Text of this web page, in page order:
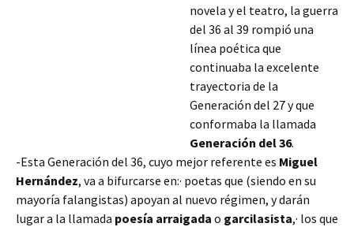
novela y el teatro, la guerra
del 36 al 39 rompió una
línea poética que
continuaba la excelente
trayectoria de la
Generación del 27 y que
conformaba la llamada
Generación del 36.
-Esta Generación del 36, cuyo mejor referente es Miguel
Hernández, va a bifurcarse en:· poetas que (siendo en su
mayoría falangistas) apoyan al nuevo régimen, y darán
lugar a la llamada poesía arraigada o garcilasista,· los que